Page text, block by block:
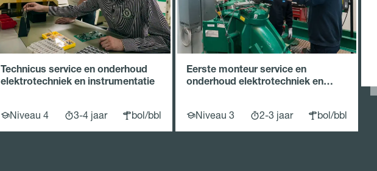
Technicus service en onderhoud
elektrotechniek en instrumentatie
Niveau 4 3-4 jaar bol/bbl
Eerste monteur service en
onderhoud elektrotechniek en
Niveau 3 2-3 jaar bol/bbl